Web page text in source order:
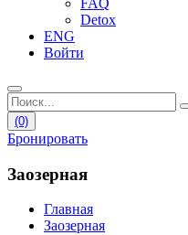
FAQ
Detox
ENG
Войти
(0)
Бронировать
Заозерная
Главная
Заозерная